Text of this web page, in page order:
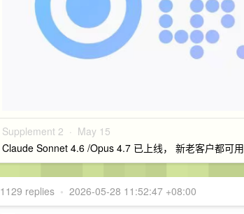
Supplement 2 · May 15
Claude Sonnet 4.6 /Opus 4.7 已上线， 新老客户都可用
1129 replies • 2026-05-28 11:52:47 +08:00